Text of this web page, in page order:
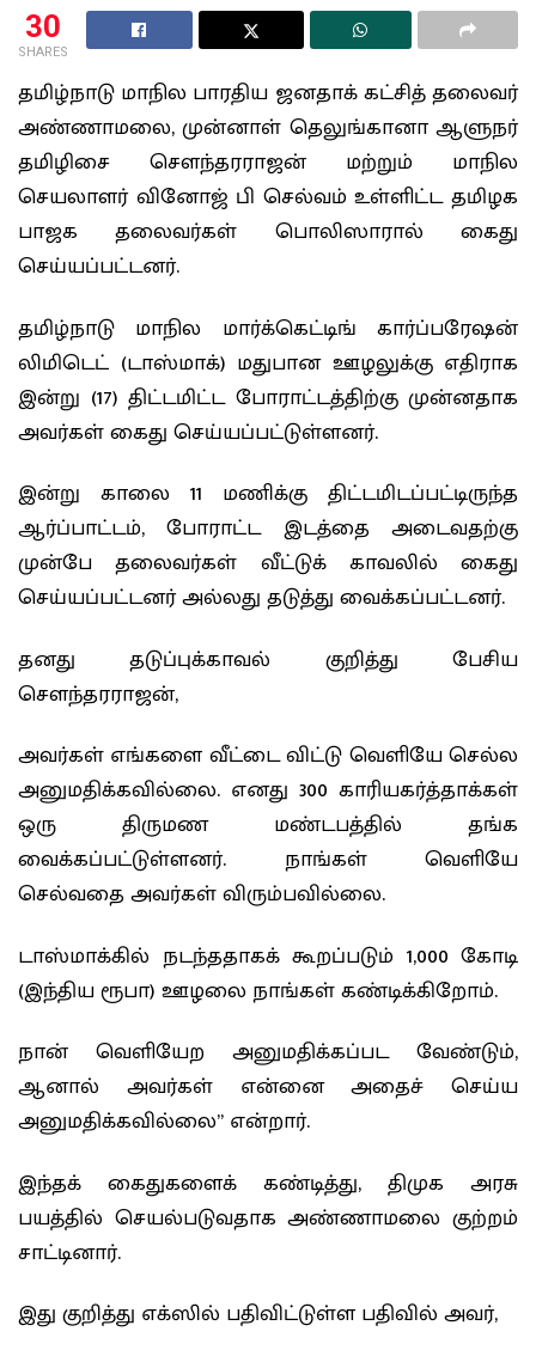
30
SHARES
தமிழ்நாடு மாநில பாரதிய ஜனதாக் கட்சித் தலைவர்
அண்ணாமலை, முன்னாள் தெலுங்கானா ஆளுநர்
தமிழிசை சௌந்தரராஜன் மற்றும் மாநில
செயலாளர் வினோஜ் பி செல்வம் உள்ளிட்ட தமிழக
பாஜக தலைவர்கள் பொலிஸாரால் கைது
செய்யப்பட்டனர்.
தமிழ்நாடு மாநில மார்க்கெட்டிங் கார்ப்பரேஷன்
லிமிடெட் (டாஸ்மாக்) மதுபான ஊழலுக்கு எதிராக
இன்று (17) திட்டமிட்ட போராட்டத்திற்கு முன்னதாக
அவர்கள் கைது செய்யப்பட்டுள்ளனர்.
இன்று காலை 11 மணிக்கு திட்டமிடப்பட்டிருந்த
ஆர்ப்பாட்டம், போராட்ட இடத்தை அடைவதற்கு
முன்பே தலைவர்கள் வீட்டுக் காவலில் கைது
செய்யப்பட்டனர் அல்லது தடுத்து வைக்கப்பட்டனர்.
தனது தடுப்புக்காவல் குறித்து பேசிய
சௌந்தரராஜன்,
அவர்கள் எங்களை வீட்டை விட்டு வெளியே செல்ல
அனுமதிக்கவில்லை. எனது 300 காரியகர்த்தாக்கள்
ஒரு திருமண மண்டபத்தில் தங்க
வைக்கப்பட்டுள்ளனர். நாங்கள் வெளியே
செல்வதை அவர்கள் விரும்பவில்லை.
டாஸ்மாக்கில் நடந்ததாகக் கூறப்படும் 1,000 கோடி
(இந்திய ரூபா) ஊழலை நாங்கள் கண்டிக்கிறோம்.
நான் வெளியேற அனுமதிக்கப்பட வேண்டும்,
ஆனால் அவர்கள் என்னை அதைச் செய்ய
அனுமதிக்கவில்லை” என்றார்.
இந்தக் கைதுகளைக் கண்டித்து, திமுக அரசு
பயத்தில் செயல்படுவதாக அண்ணாமலை குற்றம்
சாட்டினார்.
இது குறித்து எக்ஸில் பதிவிட்டுள்ள பதிவில் அவர்,